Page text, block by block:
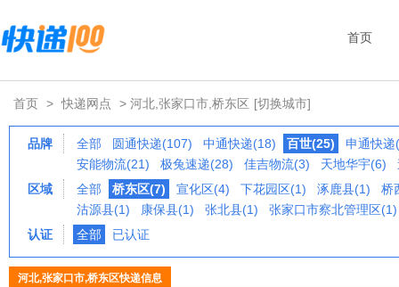
首页
首页 > 快递网点 > 河北,张家口市,桥东区 [切换城市]
品牌 全部 圆通快递(107) 中通快递(18) 百世(25)
申通快递
安能物流(21)
极兔速递(28) 佳吉物流(3) 天地华宇(6)
区域
全部 桥东区(7) 宣化区(4) 下花园区(1) 涿鹿县(1)
桥
沽源县(1)
康保县(1) 张北县(1)
张家口市察北管理区(1)
认证
全部 已认证
河北,张家口市,桥东区快递信息